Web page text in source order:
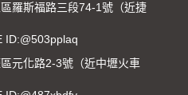
羅斯福路三段74-1號（近捷
ID:@503pplaq
元化路2-3號（近中壢火車